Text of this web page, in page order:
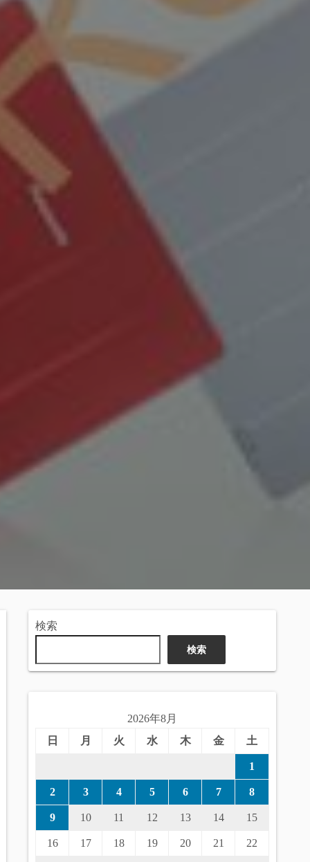
検索
検索
2026年8月
日
月 火 水 木 金 土
1
2 3 4 5 6 7 8
9 10 11 12 13 14 15
16 17 18 19 20 21 22